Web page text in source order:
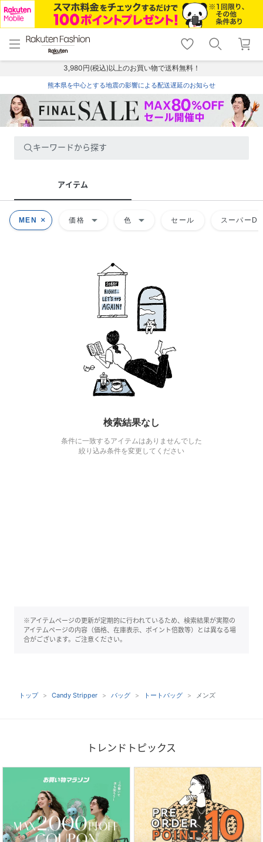
menu home
トップ
shopping_cart lock_outline
ログイン
3,980円(税込)以上のお買い物で送料無料！
熊本県を中心とする地震の影響による配送遅延のお知らせ
キーワードから探す
アイテム
MEN 価格 arrow_drop_down 色 arrow_drop_down セール スーパー
検索結果なし
条件に一致するアイテムはありませんでした
絞り込み条件を変更してください
※アイテムページの更新が定期的に行われているため、検索結果が実際の
アイテムページの内容（価格、在庫表示、ポイント倍数等）とは異なる場
合がございます。ご注意ください。
トップ Candy Stripper バッグ トートバッグ メンズ
トレンドトピックス